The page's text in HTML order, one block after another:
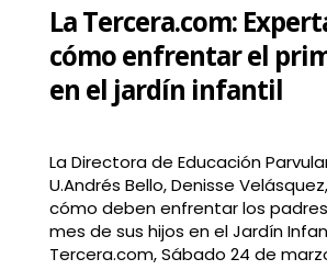
La Tercera.com:
cómo enfrentar el
en el jardín infantil
La Directora de Educación
U.Andrés Bello, Denisse
cómo deben enfrentar los
mes de sus hijos en el Jardín
Tercera.com, Sábado 24 de